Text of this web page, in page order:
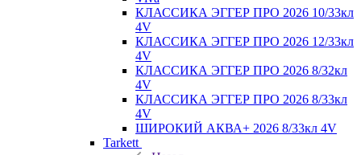
КЛАССИКА ЭГГЕР ПРО 2026 10/33кл
4V
КЛАССИКА ЭГГЕР ПРО 2026 12/33кл
4V
КЛАССИКА ЭГГЕР ПРО 2026 8/32кл
4V
КЛАССИКА ЭГГЕР ПРО 2026 8/33кл
4V
ШИРОКИЙ АКВА+ 2026 8/33кл 4V
Tarkett